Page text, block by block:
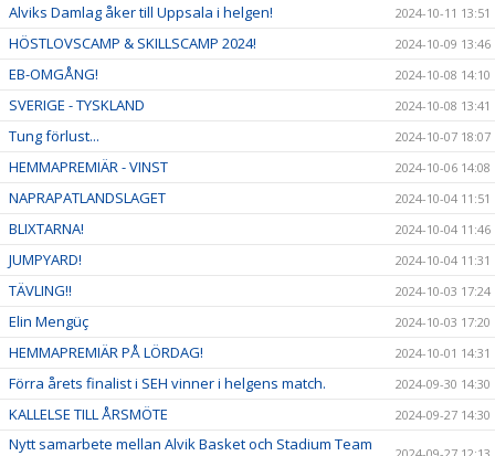
Alviks Damlag åker till Uppsala i helgen! 2024-10-11 13:51
HÖSTLOVSCAMP & SKILLSCAMP 2024! 2024-10-09 13:46
EB-OMGÅNG! 2024-10-08 14:10
SVERIGE - TYSKLAND 2024-10-08 13:41
Tung förlust... 2024-10-07 18:07
HEMMAPREMIÄR - VINST 2024-10-06 14:08
NAPRAPATLANDSLAGET 2024-10-04 11:51
BLIXTARNA! 2024-10-04 11:46
JUMPYARD! 2024-10-04 11:31
TÄVLING!! 2024-10-03 17:24
Elin Mengüç 2024-10-03 17:20
HEMMAPREMIÄR PÅ LÖRDAG! 2024-10-01 14:31
Förra årets finalist i SEH vinner i helgens match. 2024-09-30 14:30
KALLELSE TILL ÅRSMÖTE 2024-09-27 14:30
Nytt samarbete mellan Alvik Basket och Stadium Team